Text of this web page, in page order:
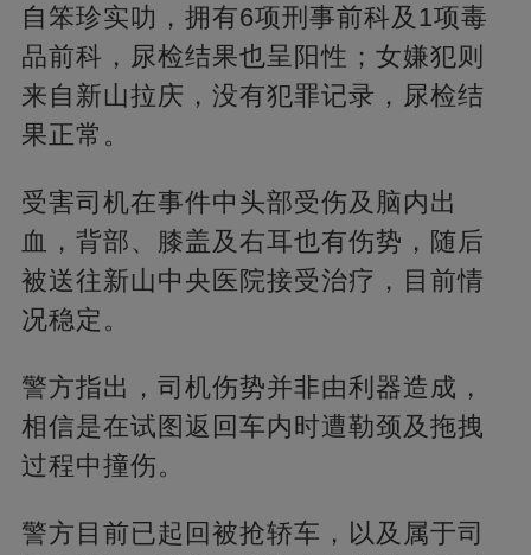
自笨珍实叻，拥有6项刑事前科及1项毒
品前科，尿检结果也呈阳性；女嫌犯则
来自新山拉庆，没有犯罪记录，尿检结
果正常。
受害司机在事件中头部受伤及脑内出
血，背部、膝盖及右耳也有伤势，随后
被送往新山中央医院接受治疗，目前情
况稳定。
警方指出，司机伤势并非由利器造成，
相信是在试图返回车内时遭勒颈及拖拽
过程中撞伤。
警方目前已起回被抢轿车，以及属于司